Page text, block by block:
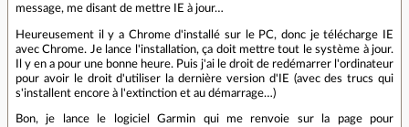
message, me disant de mettre IE à jour…
Heureusement il y a Chrome d'installé sur le PC, donc je télécharge IE
avec Chrome. Je lance l'installation, ça doit mettre tout le système à jour.
Il y en a pour une bonne heure. Puis j'ai le droit de redémarrer l'ordinateur
pour avoir le droit d'utiliser la dernière version d'IE (avec des trucs qui
s'installent encore à l'extinction et au démarrage…)
Bon, je lance le logiciel Garmin qui me renvoie sur la page pour